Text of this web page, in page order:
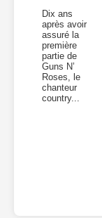
Dix ans
après avoir
assuré la
première
partie de
Guns N’
Roses, le
chanteur
country...